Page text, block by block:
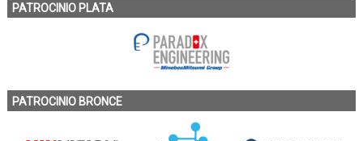
PATROCINIO PLATA
PATROCINIO BRONCE